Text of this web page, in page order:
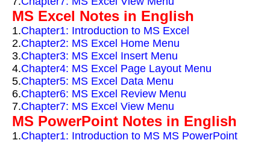
MS Excel Notes in English
1.Chapter1: Introduction to MS Excel
2.Chapter2: MS Excel Home Menu
3.Chapter3: MS Excel Insert Menu
4.Chapter4: MS Excel Page Layout Menu
5.Chapter5: MS Excel Data Menu
6.Chapter6: MS Excel Review Menu
7.Chapter7: MS Excel View Menu
MS PowerPoint Notes in English
1.Chapter1: Introduction to MS MS PowerPoint